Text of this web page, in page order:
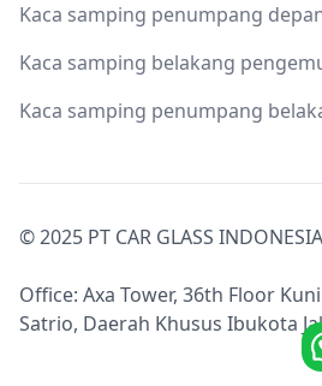
Kaca samping penumpang
Kaca samping belakang
Kaca samping penumpang
© 2025 PT CAR GLASS
Office: Axa Tower, 36th Floor
Satrio, Daerah Khusus Ibukota